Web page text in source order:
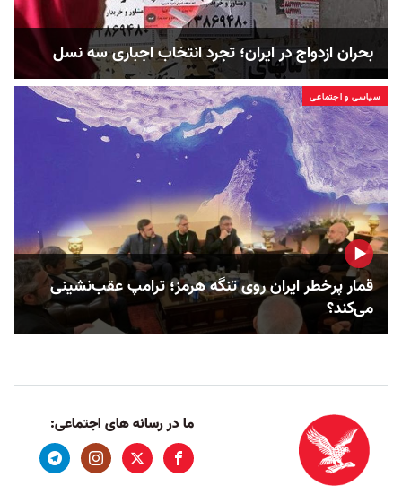
بحران ازدواج در ایران؛ تجرد انتخاب اجباری سه نسل
سیاسی و اجتماعی
قمار پرخطر ایران روی تنگه هرمز؛ ترامپ عقب‌نشینی
می‌کند؟
ما در رسانه های اجتماعی: